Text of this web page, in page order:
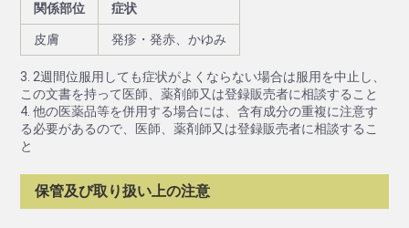
関係部位 症状
皮膚 発疹・発赤、かゆみ
3. 2週間位服用しても症状がよくならない場合は服用を中止し、
この文書を持って医師、薬剤師又は登録販売者に相談すること
4. 他の医薬品等を併用する場合には、含有成分の重複に注意す
る必要があるので、医師、薬剤師又は登録販売者に相談するこ
と
保管及び取り扱い上の注意